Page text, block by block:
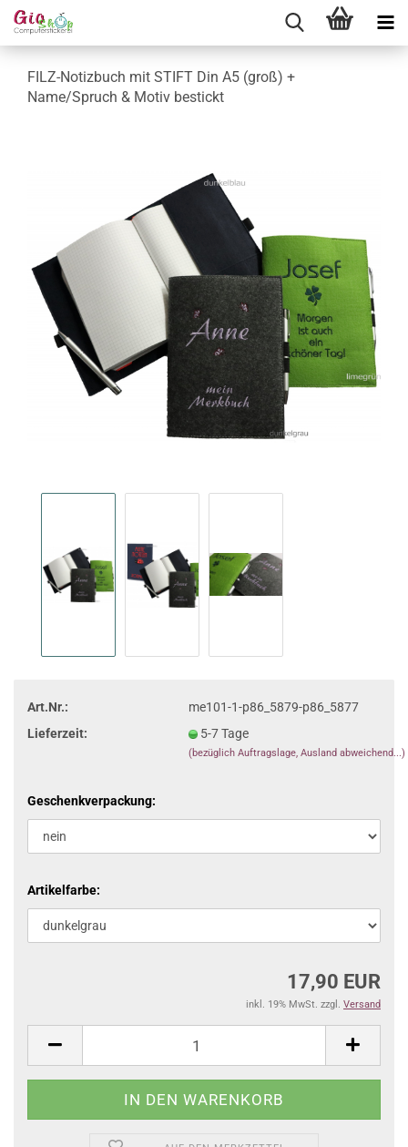
FILZ-Notizbuch mit STIFT Din A5 (groß) +
Name/Spruch & Motiv bestickt
Art.Nr.:
me101-1-p86_5879-p86_5877
Lieferzeit:
5-7 Tage
(bezüglich Auftragslage, Ausland abweichend...)
Geschenkverpackung:
Artikelfarbe:
17,90 EUR
inkl. 19% MwSt. zzgl. Versand